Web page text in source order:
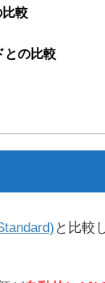
較
との比較
と比較